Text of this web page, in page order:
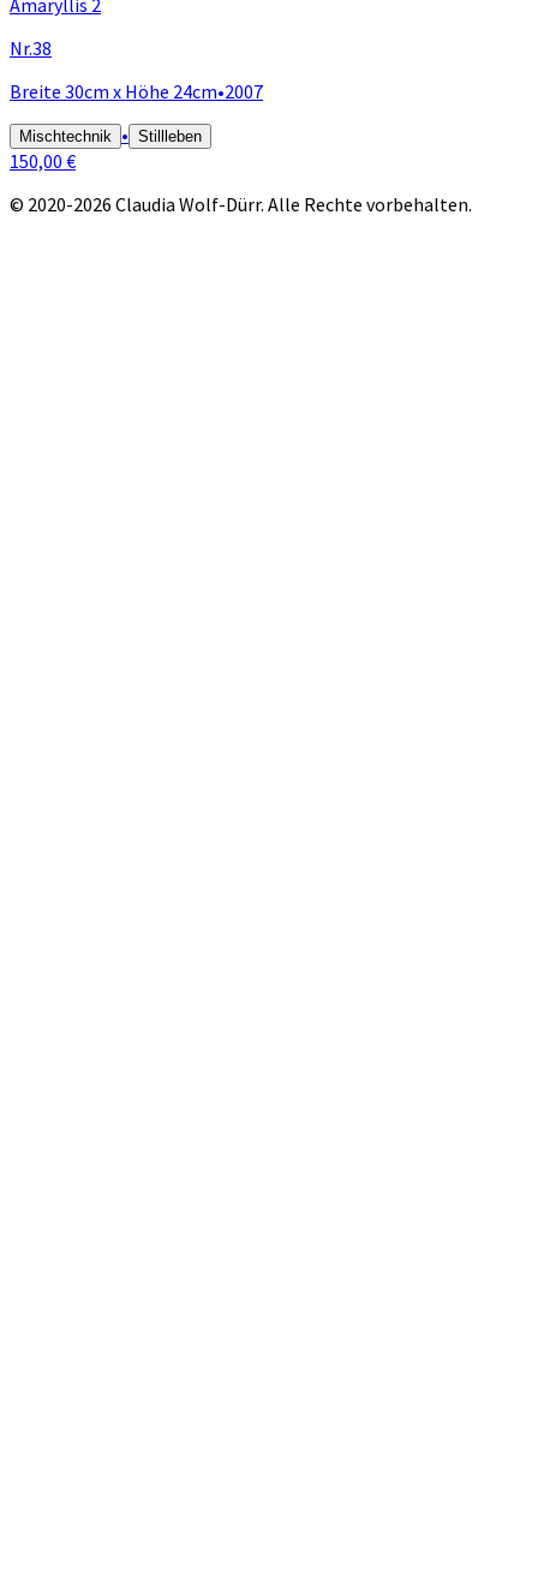
Amaryllis 2
Nr.38
Breite 30cm x Höhe 24cm•2007
Mischtechnik • Stillleben
150,00 €
© 2020-2026 Claudia Wolf-Dürr. Alle Rechte vorbehalten.